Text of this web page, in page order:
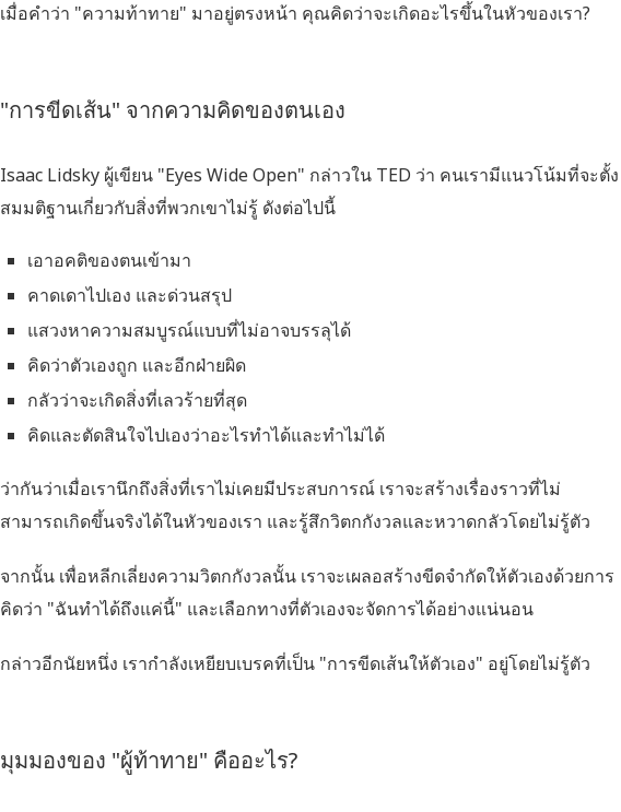
เมื่อคำว่า "ความท้าทาย" มาอยู่ตรงหน้า คุณคิดว่าจะเกิดอะไรขึ้นในหัวของเรา?
"การขีดเส้น" จากความคิดของตนเอง
Isaac Lidsky ผู้เขียน "Eyes Wide Open" กล่าวใน TED ว่า คนเรามีแนวโน้มที่จะตั้ง
สมมติฐานเกี่ยวกับสิ่งที่พวกเขาไม่รู้ ดังต่อไปนี้
เอาอคติของตนเข้ามา
คาดเดาไปเอง และด่วนสรุป
แสวงหาความสมบูรณ์แบบที่ไม่อาจบรรลุได้
คิดว่าตัวเองถูก และอีกฝ่ายผิด
กลัวว่าจะเกิดสิ่งที่เลวร้ายที่สุด
คิดและตัดสินใจไปเองว่าอะไรทำได้และทำไม่ได้
ว่ากันว่าเมื่อเรานึกถึงสิ่งที่เราไม่เคยมีประสบการณ์ เราจะสร้างเรื่องราวที่ไม่
สามารถเกิดขึ้นจริงได้ในหัวของเรา และรู้สึกวิตกกังวลและหวาดกลัวโดยไม่รู้ตัว
จากนั้น เพื่อหลีกเลี่ยงความวิตกกังวลนั้น เราจะเผลอสร้างขีดจำกัดให้ตัวเองด้วยการ
คิดว่า "ฉันทำได้ถึงแค่นี้" และเลือกทางที่ตัวเองจะจัดการได้อย่างแน่นอน
กล่าวอีกนัยหนึ่ง เรากำลังเหยียบเบรคที่เป็น "การขีดเส้นให้ตัวเอง" อยู่โดยไม่รู้ตัว
มุมมองของ "ผู้ท้าทาย" คืออะไร?